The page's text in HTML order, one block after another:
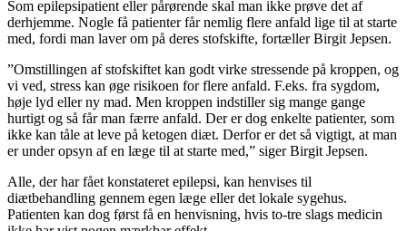
Som epilepsipatient eller pårørende skal man ikke prøve det af
derhjemme. Nogle få patienter får nemlig flere anfald lige til at starte
med, fordi man laver om på deres stofskifte, fortæller Birgit Jepsen.
”Omstillingen af stofskiftet kan godt virke stressende på kroppen, og
vi ved, stress kan øge risikoen for flere anfald. F.eks. fra sygdom,
høje lyd eller ny mad. Men kroppen indstiller sig mange gange
hurtigt og så får man færre anfald. Der er dog enkelte patienter, som
ikke kan tåle at leve på ketogen diæt. Derfor er det så vigtigt, at man
er under opsyn af en læge til at starte med,” siger Birgit Jepsen.
Alle, der har fået konstateret epilepsi, kan henvises til
diætbehandling gennem egen læge eller det lokale sygehus.
Patienten kan dog først få en henvisning, hvis to-tre slags medicin